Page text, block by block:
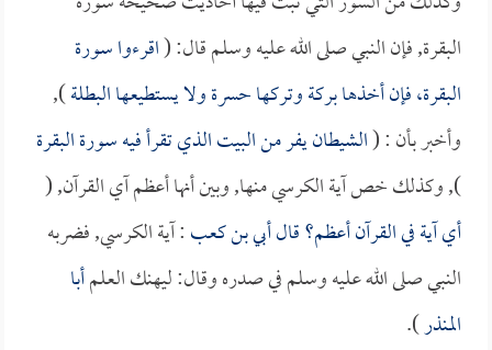
البقرة, فإن النبي صلى الله عليه وسلم قال: (اقرءوا سورة
البقرة، فإن أخذها بركة وتركها حسرة ولا يستطيعها البطلة),
وأخبر بأن : (الشيطان يفر من البيت الذي تقرأ فيه سورة البقرة
), وكذلك خص آية الكرسي منها, وبين أنها أعظم آي القرآن, (
أي آية في القرآن أعظم؟ قالأبي بن كعب: آية الكرسي, فضربه
النبي صلى الله عليه وسلم في صدره وقال: ليهنك العلمأبا
المنذر).